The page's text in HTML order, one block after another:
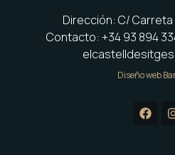
Dirección: C/ Carreta
Contacto: +34 93 894
Diseño web